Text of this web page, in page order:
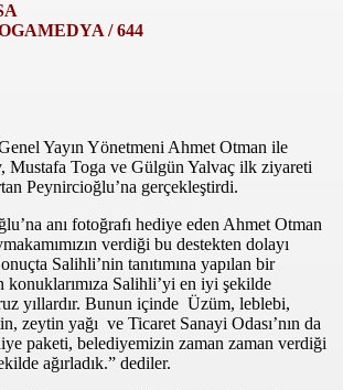
/ 644
Yayın Yönetmeni Ahmet Otman ile
Mustafa Toga ve Gülgün Yalvaç ilk ziyareti
Peynircioğlu’na gerçekleştirdi.
anı fotoğrafı hediye eden Ahmet Otman
verdiği bu destekten dolayı
Salihli’nin tanıtımına yapılan bir
Salihli’yi en iyi şekilde
yıllardır. Bunun içinde Üzüm, leblebi,
zeytin yağı ve Ticaret Sanayi Odası’nın da
paketi, belediyemizin zaman zaman verdiği
ağırladık.” dediler.